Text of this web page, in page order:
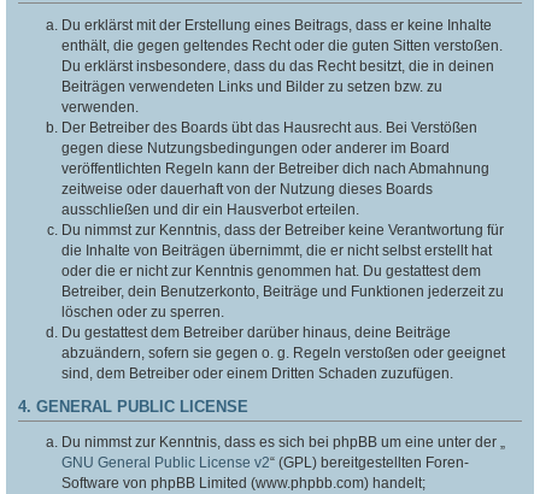
Du erklärst mit der Erstellung eines Beitrags, dass er keine Inhalte
enthält, die gegen geltendes Recht oder die guten Sitten verstoßen.
Du erklärst insbesondere, dass du das Recht besitzt, die in deinen
Beiträgen verwendeten Links und Bilder zu setzen bzw. zu
verwenden.
Der Betreiber des Boards übt das Hausrecht aus. Bei Verstößen
gegen diese Nutzungsbedingungen oder anderer im Board
veröffentlichten Regeln kann der Betreiber dich nach Abmahnung
zeitweise oder dauerhaft von der Nutzung dieses Boards
ausschließen und dir ein Hausverbot erteilen.
Du nimmst zur Kenntnis, dass der Betreiber keine Verantwortung für
die Inhalte von Beiträgen übernimmt, die er nicht selbst erstellt hat
oder die er nicht zur Kenntnis genommen hat. Du gestattest dem
Betreiber, dein Benutzerkonto, Beiträge und Funktionen jederzeit zu
löschen oder zu sperren.
Du gestattest dem Betreiber darüber hinaus, deine Beiträge
abzuändern, sofern sie gegen o. g. Regeln verstoßen oder geeignet
sind, dem Betreiber oder einem Dritten Schaden zuzufügen.
4. GENERAL PUBLIC LICENSE
Du nimmst zur Kenntnis, dass es sich bei phpBB um eine unter der „
GNU General Public License v2“ (GPL) bereitgestellten Foren-
Software von phpBB Limited (www.phpbb.com) handelt;